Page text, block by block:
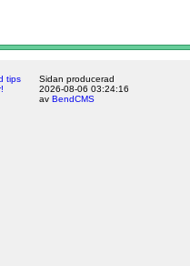
tips
Sidan producerad
2026-08-06 03:24:16
av BendCMS